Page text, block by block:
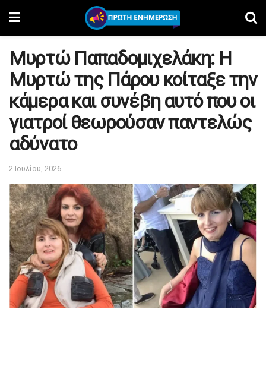
Μυρτώ Παπαδομιχελάκη: Η
Μυρτώ της Πάρου κοίταξε την
κάμερα και συνέβη αυτό που οι
γιατροί θεωρούσαν παντελώς
αδύνατο
2 Ιουλίου, 2026